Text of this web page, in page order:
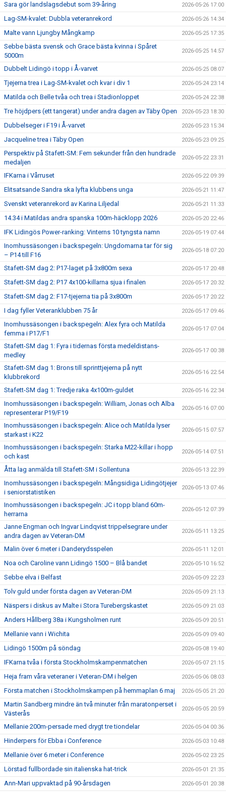
Sara gör landslagsdebut som 39-åring 2026-05-26 17:00
Lag-SM-kvalet: Dubbla veteranrekord 2026-05-26 14:34
Malte vann Ljungby Mångkamp 2026-05-25 17:35
Sebbe bästa svensk och Grace bästa kvinna i Spåret
5000m
2026-05-25 14:57
Dubbelt Lidingö i topp i Å-varvet 2026-05-25 08:07
Tjejerna trea i Lag-SM-kvalet och kvar i div 1 2026-05-24 23:14
Matilda och Belle tvåa och trea i Stadionloppet 2026-05-24 22:38
Tre höjdpers (ett tangerat) under andra dagen av Täby Open 2026-05-23 18:30
Dubbelseger i F19 i Å-varvet 2026-05-23 15:34
Jacqueline trea i Täby Open 2026-05-23 09:25
Perspektiv på Stafett-SM: Fem sekunder från den hundrade
medaljen
2026-05-22 23:31
IFKarna i Vårruset 2026-05-22 09:39
Elitsatsande Sandra ska lyfta klubbens unga 2026-05-21 11:47
Svenskt veteranrekord av Karina Liljedal 2026-05-21 11:33
14.34 i Matildas andra spanska 100m-häcklopp 2026 2026-05-20 22:46
IFK Lidingös Power-ranking: Vinterns 10 tyngsta namn 2026-05-19 07:44
Inomhussäsongen i backspegeln: Ungdomarna tar för sig
– P14 till F16
2026-05-18 07:20
Stafett-SM dag 2: P17-laget på 3x800m sexa 2026-05-17 20:48
Stafett-SM dag 2: P17 4x100-killarna sjua i finalen 2026-05-17 20:32
Stafett-SM dag 2: F17-tjejerna tia på 3x800m 2026-05-17 20:22
I dag fyller Veteranklubben 75 år 2026-05-17 09:46
Inomhussäsongen i backspegeln: Alex fyra och Matilda
femma i P17/F1
2026-05-17 07:04
Stafett-SM dag 1: Fyra i tidernas första medeldistans-
medley
2026-05-17 00:38
Stafett-SM dag 1: Brons till sprinttjejerna på nytt
klubbrekord
2026-05-16 22:54
Stafett-SM dag 1: Tredje raka 4x100m-guldet 2026-05-16 22:34
Inomhussäsongen i backspegeln: William, Jonas och Alba
representerar P19/F19
2026-05-16 07:00
Inomhussäsongen i backspegeln: Alice och Matilda lyser
starkast i K22
2026-05-15 07:57
Inomhussäsongen i backspegeln: Starka M22-killar i hopp
och kast
2026-05-14 07:51
Åtta lag anmälda till Stafett-SM i Sollentuna 2026-05-13 22:39
Inomhussäsongen i backspegeln: Mångsidiga Lidingötjejer
i seniorstatistiken
2026-05-13 07:46
Inomhussäsongen i backspegeln: JC i topp bland 60m-
herrarna
2026-05-12 07:39
Janne Engman och Ingvar Lindqvist trippelsegrare under
andra dagen av Veteran-DM
2026-05-11 13:25
Malin över 6 meter i Danderydsspelen 2026-05-11 12:01
Noa och Caroline vann Lidingö 1500 – Blå bandet 2026-05-10 16:52
Sebbe elva i Belfast 2026-05-09 22:23
Tolv guld under första dagen av Veteran-DM 2026-05-09 21:13
Näspers i diskus av Malte i Stora Turebergskastet 2026-05-09 21:03
Anders Hållberg 38a i Kungsholmen runt 2026-05-09 20:51
Mellanie vann i Wichita 2026-05-09 09:40
Lidingö 1500m på söndag 2026-05-08 19:40
IFKarna tvåa i första Stockholmskampenmatchen 2026-05-07 21:15
Heja fram våra veteraner i Veteran-DM i helgen 2026-05-06 08:03
Första matchen i Stockholmskampen på hemmaplan 6 maj 2026-05-05 21:20
Martin Sandberg mindre än två minuter från maratonperset i
Västerås
2026-05-05 20:59
Mellanie 200m-persade med drygt tre tiondelar 2026-05-04 00:36
Hinderpers för Ebba i Conference 2026-05-03 10:48
Mellanie över 6 meter i Conference 2026-05-02 23:25
Lörstad fullbordade sin italienska hat-trick 2026-05-01 21:35
Ann-Mari uppvaktad på 90-årsdagen 2026-05-01 20:38